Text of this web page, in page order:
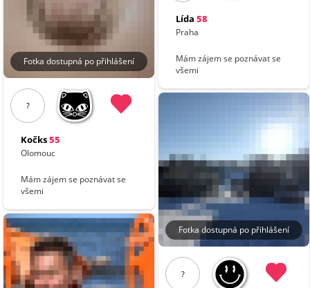
Fotka dostupná po přihlášení
?
Kočks55
Olomouc
Mám zájem se poznávat se
všemi
Lída 58
Praha
Mám zájem se poznávat se
všemi
Fotka dostupná po přihlášení
?